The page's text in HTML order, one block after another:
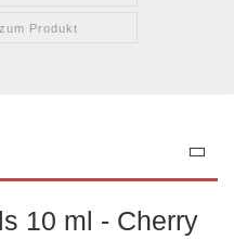
Produkt
10 ml - Cherry